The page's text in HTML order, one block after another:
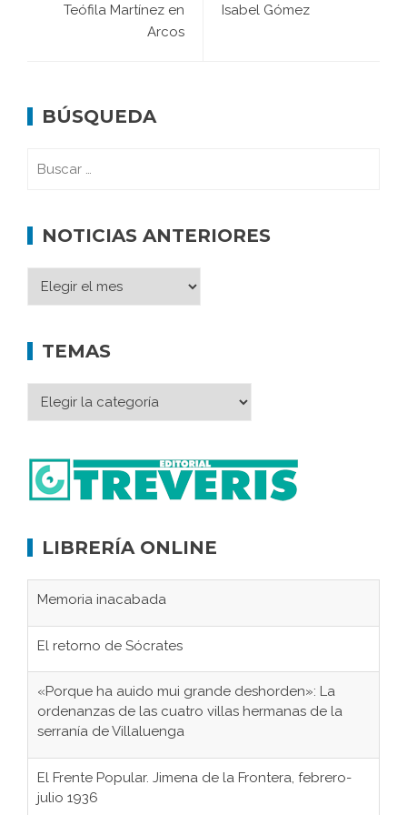
Teófila Martínez en
Arcos
Isabel Gómez
BÚSQUEDA
NOTICIAS ANTERIORES
TEMAS
LIBRERÍA ONLINE
Memoria inacabada
El retorno de Sócrates
«Porque ha auido mui grande deshorden»: La
ordenanzas de las cuatro villas hermanas de la
serranía de Villaluenga
El Frente Popular. Jimena de la Frontera, febrero-
julio 1936